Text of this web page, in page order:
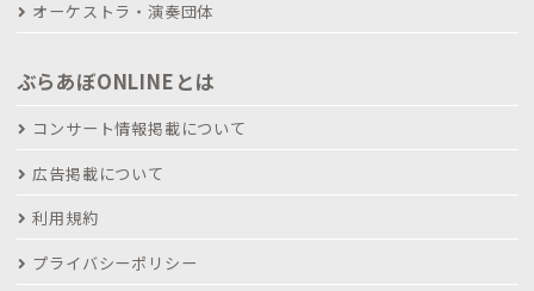
オーケストラ・演奏団体
ぶらあぼONLINEとは
コンサート情報掲載について
広告掲載について
利用規約
プライバシーポリシー